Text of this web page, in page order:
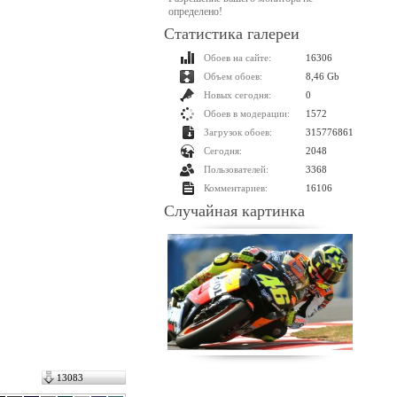
13083
определено!
Статистика галереи
Обоев на сайте:
16306
Объем обоев:
8,46 Gb
Новых сегодня:
0
Обоев в модерации:
1572
Загрузок обоев:
315776861
Сегодня:
2048
Пользователей:
3368
Комментариев:
16106
Случайная картинка